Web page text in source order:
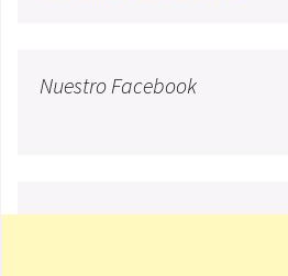
Nuestro Facebook